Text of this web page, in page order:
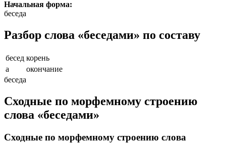
Начальная форма:
беседа
Разбор слова «беседами» по составу
бесед корень
а
окончание
беседа
Сходные по морфемному строению
слова «беседами»
Сходные по морфемному строению слова